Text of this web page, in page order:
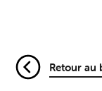
Retour au